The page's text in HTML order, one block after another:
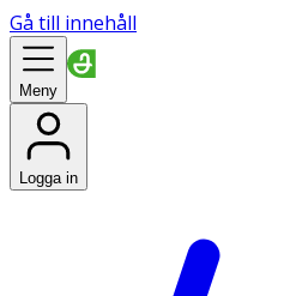
Gå till innehåll
Meny
Logga in